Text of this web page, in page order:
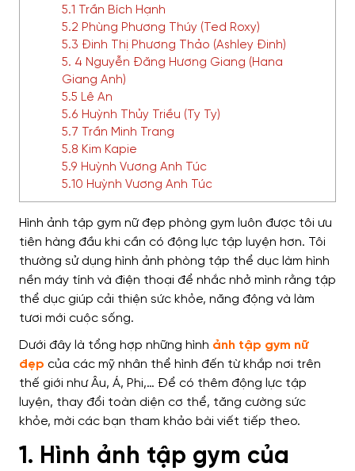
5.1 Trần Bích Hạnh
5.2 Phùng Phương Thúy (Ted Roxy)
5.3 Đinh Thị Phương Thảo (Ashley Đinh)
5. 4 Nguyễn Đăng Hương Giang (Hana
Giang Anh)
5.5 Lê An
5.6 Huỳnh Thủy Triều (Ty Ty)
5.7 Trần Minh Trang
5.8 Kim Kapie
5.9 Huỳnh Vương Anh Túc
5.10 Huỳnh Vương Anh Túc
Hình ảnh tập gym nữ đẹp phòng gym luôn được tôi ưu
tiên hàng đầu khi cần có động lực tập luyện hơn. Tôi
thường sử dụng hình ảnh phòng tập thể dục làm hình
nền máy tính và điện thoại để nhắc nhở mình rằng tập
thể dục giúp cải thiện sức khỏe, năng động và làm
tươi mới cuộc sống.
Dưới đây là tổng hợp những hình ảnh tập gym nữ
đẹp của các mỹ nhân thể hình đến từ khắp nơi trên
thế giới như Âu, Á, Phi,… Để có thêm động lực tập
luyện, thay đổi toàn diện cơ thể, tăng cường sức
khỏe, mời các bạn tham khảo bài viết tiếp theo.
1. Hình ảnh tập gym của